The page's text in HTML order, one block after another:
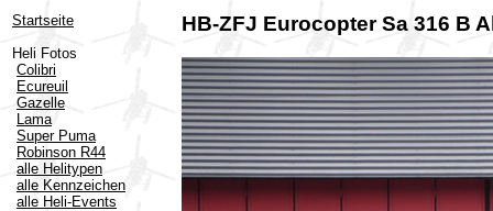
Startseite
Heli Fotos
Colibri
Ecureuil
Gazelle
Lama
Super Puma
Robinson R44
alle Helitypen
alle Kennzeichen
alle Heli-Events
HB-ZFJ Eurocopter Sa 316 B